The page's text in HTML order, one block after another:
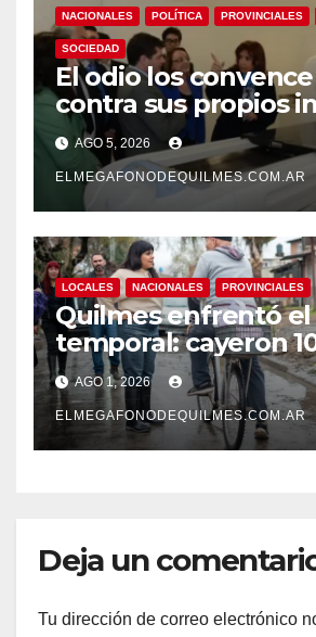
NACIONALES POLÍTICA PROVINCIALES
SOCIEDAD
El odio los
contra sus propios
Una Sociedad
grieta
AGO 5, 2026
ELMEGAFONODEQUILMES.COM.AR
LOCALES NACIONALES PROVINCIALES
Quilmes enfrentó
temporal: cayeron
milímetros de lluvia
horas.
AGO 1, 2026
ELMEGAFONODEQUILMES.COM.AR
Deja un
Tu dirección de correo electrónico